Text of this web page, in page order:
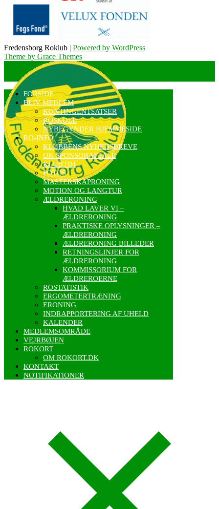
Fredensborg Roklub | Powered by WordPress
Theme by Grace Themes
FORSIDE
BLIV MEDLEM
KONTINGENTSATSER
ROSKOLE
NYBEGYNDER HJEMMESIDE
RO-INFO
KLUBBENS NYHEDSBREVE
OK SPONSORAFTALE
KLUBTØJ
FOTOS
MASTERSKAPRONING
MOTION OG LANGTUR
ÆLDRERONING
HVAD LAVER VI –
ÆLDRERONING
PRAKTISKE OPLYSNINGER –
ÆLDRERONING
ÆLDRERONING BILLEDER
RETNINGSLINJER FOR
ÆLDRERONING
KOMMISSORIUM FOR
ÆLDREROERNE
ROSTATISTIK
ERGOMETERTRÆNING
ERONING
INDRAPPORTERING AF UHELD
KALENDER
MEDLEMSOMRÅDE
VEJRBØJEN
ROKORT
OM ROKORT.DK
KONTAKT
NOTIFIKATIONER